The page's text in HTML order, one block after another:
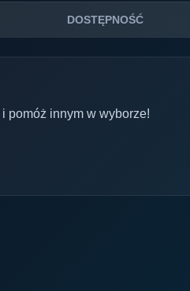
DOSTĘPNOŚĆ
i pomóż innym w wyborze!